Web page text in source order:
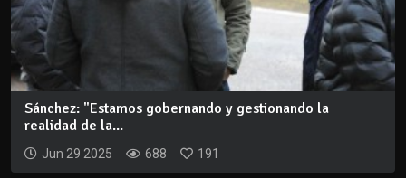
Sánchez: "Estamos gobernando y gestionando la
realidad de la...
Jun 29 2025 688 191